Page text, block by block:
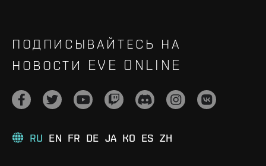
ПОДПИСЫВАЙТЕСЬ НА
НОВОСТИ EVE ONLINE
RU EN FR DE JA KO ES ZH